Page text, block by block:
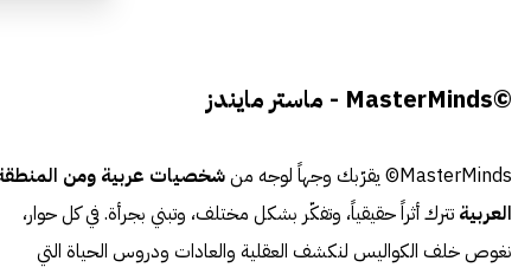
©MasterMinds - ماستر مايندز
MasterMinds© يقرّبك وجهاً لوجه من
شخصيات عربية ومن
العربية تترك أثراً حقيقياً، وتفكّر بشكل مختلف، وتبني بجرأة. في كل حوار،
نغوص خلف الكواليس لنكشف العقلية والعادات ودروس الحياة التي